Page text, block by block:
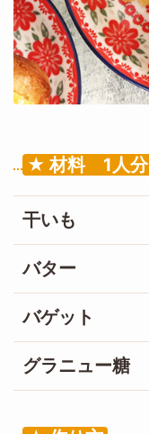
材料 1人分
干いも
バター
バゲット
グラニュー糖